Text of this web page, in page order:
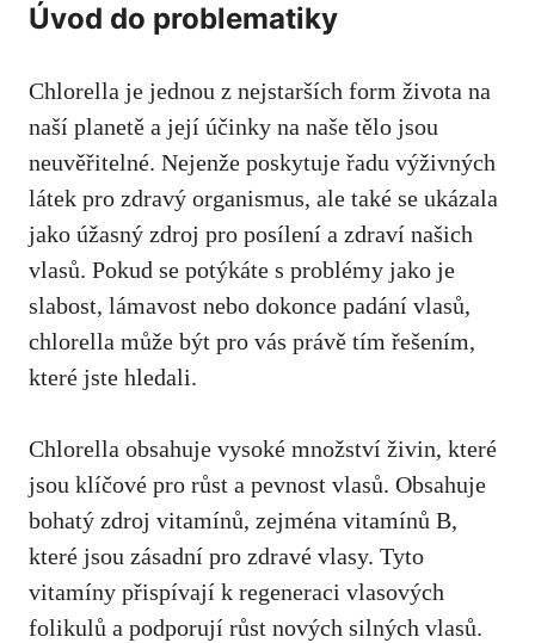
Úvod do problematiky
Chlorella je jednou z nejstarších form života na
naší planetě a její účinky na naše tělo jsou
neuvěřitelné. Nejenže poskytuje řadu výživných
látek pro zdravý organismus, ale také se ukázala
jako úžasný zdroj pro posílení a zdraví našich
vlasů. Pokud se potýkáte s problémy jako je
slabost, lámavost nebo dokonce padání vlasů,
chlorella může být pro vás právě tím řešením,
které jste hledali.
Chlorella obsahuje vysoké množství živin, které
jsou klíčové pro růst a pevnost vlasů. Obsahuje
bohatý zdroj vitamínů, zejména vitamínů B,
které jsou zásadní pro zdravé vlasy. Tyto
vitamíny přispívají k regeneraci vlasových
folikulů a podporují růst nových silných vlasů.